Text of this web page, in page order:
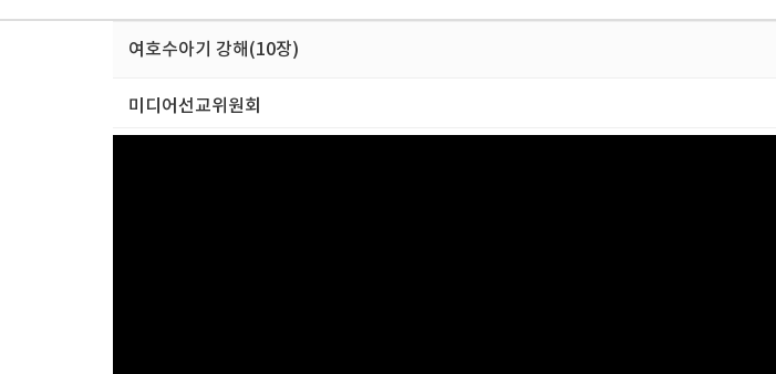
갤러리카페
상제례식
여호수아기 강해(10장)
미디어선교위원회